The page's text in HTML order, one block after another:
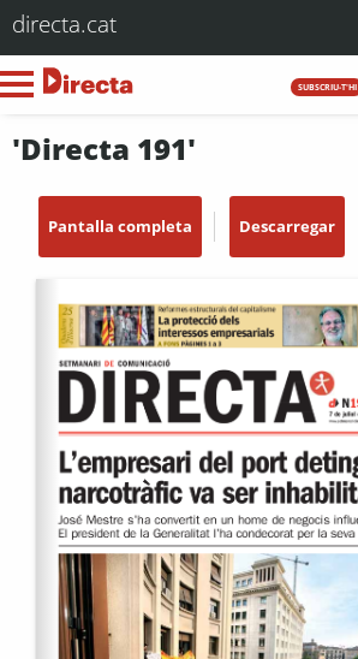
directa.cat
SUBSCRIU-T'HI
'Directa 191'
Pantalla completa Descarregar